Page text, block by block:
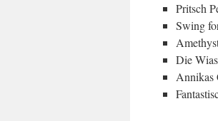
Pritsch
Swing
Die
Annikas